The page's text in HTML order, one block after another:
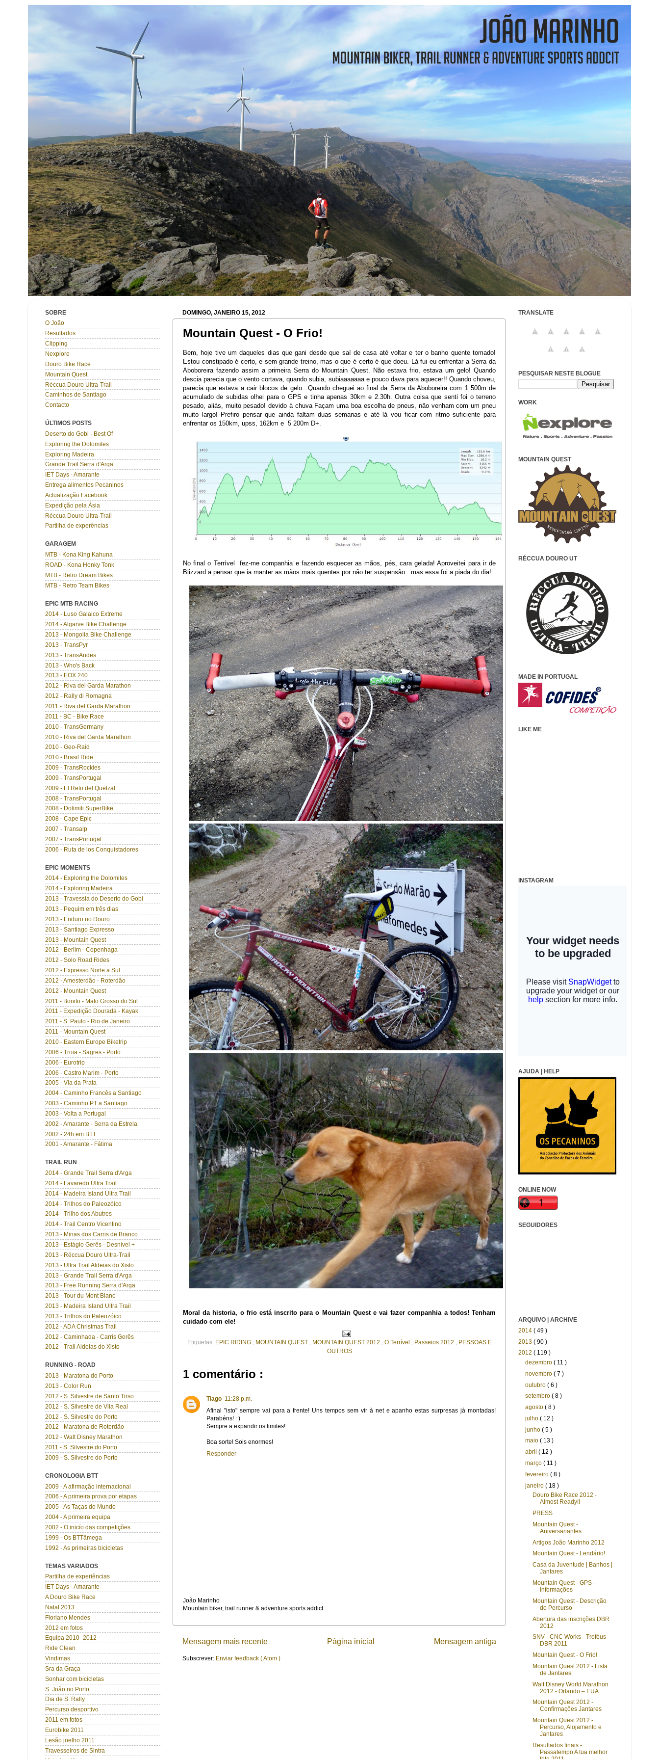
DOMINGO, JANEIRO 15, 2012
Mountain Quest - O Frio!
Bem, hoje tive um daqueles dias que gani desde que saí de casa até voltar e ter o banho quente tomado!
Estou constipado é certo, e sem grande treino, mas o que é certo é que doeu. Lá fui eu enfrentar a Serra da
Aboboreira fazendo assim a primeira Serra do Mountain Quest. Não estava frio, estava um gelo! Quando
descia parecia que o vento cortava, quando subia, subiaaaaaaa e pouco dava para aquecer!! Quando choveu,
parecia que estava a cair blocos de gelo...Quando cheguei ao final da Serra da Aboboreira com 1 500m de
acumulado de subidas olhei para o GPS e tinha apenas 30km e 2.30h. Outra coisa que senti foi o terreno
pesado, aliás, muito pesado! devido à chuva Façam uma boa escolha de pneus, não venham com um pneu
muito largo! Prefiro pensar que ainda faltam duas semanas e até lá vou ficar com ritmo suficiente para
enfrentar os 150km, upss, 162km e 5 200m D+.
No final o Terrível fez-me companhia e fazendo esquecer as mãos, pés, cara gelada! Aproveitei para ir de
Blizzard a pensar que ia manter as mãos mais quentes por não ter suspensão...mas essa foi a piada do dia!
Moral da historia, o frio está inscrito para o Mountain Quest e vai fazer companhia a todos! Tenham
cuidado com ele!
Etiquetas: EPIC RIDING MOUNTAIN QUEST MOUNTAIN QUEST 2012 O Terrível Passeios 2012
PESSOAS E
OUTROS
1 comentário :
Tiago 11:28 p.m.
Afinal "isto" sempre vai para a frente! Uns tempos sem vir à net e apanho estas surpresas já montadas!
Parabéns! : )
Sempre a expandir os limites!
Boa sorte! Sois enormes!
Responder
João Marinho
Mountain biker, trail runner & adventure sports addict
Mensagem mais recente Mensagem antiga
Página inicial
Subscrever: Enviar feedback ( Atom )
SOBRE
O João
Resultados
Clipping
Nexplore
Douro Bike Race
Mountain Quest
Réccua Douro Ultra-Trail
Caminhos de Santiago
Contacto
ÚLTIMOS POSTS
Deserto do Gobi - Best Of
Exploring the Dolomites
Exploring Madeira
Grande Trail Serra d'Arga
IET Days - Amarante
Entrega alimentos Pecaninos
Actualização Facebook
Expedição pela Ásia
Réccua Douro Ultra-Trail
Partilha de experências
GARAGEM
MTB - Kona King Kahuna
ROAD - Kona Honky Tonk
MTB - Retro Dream Bikes
MTB - Retro Team Bikes
EPIC MTB RACING
2014 - Luso Galaico Extreme
2014 - Algarve Bike Challenge
2013 - Mongolia Bike Challenge
2013 - TransPyr
2013 - TransAndes
2013 - Who's Back
2013 - EOX 240
2012 - Riva del Garda Marathon
2012 - Rally di Romagna
2011 - Riva del Garda Marathon
2011 - BC - Bike Race
2010 - TransGermany
2010 - Riva del Garda Marathon
2010 - Geo-Raid
2010 - Brasil Ride
2009 - TransRockies
2009 - TransPortugal
2009 - El Reto del Quetzal
2008 - TransPortugal
2008 - Dolimiti SuperBike
2008 - Cape Epic
2007 - Transalp
2007 - TransPortugal
2006 - Ruta de los Conquistadores
EPIC MOMENTS
2014 - Exploring the Dolomites
2014 - Exploring Madeira
2013 - Travessia do Deserto do Gobi
2013 - Pequim em três dias
2013 - Enduro no Douro
2013 - Santiago Expresso
2013 - Mountain Quest
2012 - Berlim - Copenhaga
2012 - Solo Road Rides
2012 - Expresso Norte a Sul
2012 - Amesterdão - Roterdão
2012 - Mountain Quest
2011 - Bonito - Mato Grosso do Sul
2011 - Expedição Dourada - Kayak
2011 - S. Paulo - Rio de Janeiro
2011 - Mountain Quest
2010 - Eastern Europe Biketrip
2006 - Troia - Sagres - Porto
2006 - Eurotrip
2006 - Castro Marim - Porto
2005 - Via da Prata
2004 - Caminho Francês a Santiago
2003 - Caminho PT a Santiago
2003 - Volta a Portugal
2002 - Amarante - Serra da Estrela
2002 - 24h em BTT
2001 - Amarante - Fátima
TRAIL RUN
2014 - Grande Trail Serra d'Arga
2014 - Lavaredo Ultra Trail
2014 - Madeira Island Ultra Trail
2014 - Trilhos do Paleozóico
2014 - Trilho dos Abutres
2014 - Trail Centro Vicentino
2013 - Minas dos Carris de Branco
2013 - Estágio Gerês - Desnível +
2013 - Réccua Douro Ultra-Trail
2013 - Ultra Trail Aldeias do Xisto
2013 - Grande Trail Serra d'Arga
2013 - Free Running Serra d'Arga
2013 - Tour du Mont Blanc
2013 - Madeira Island Ultra Trail
2013 - Trilhos do Paleozóico
2012 - ADA Christmas Trail
2012 - Caminhada - Carris Gerês
2012 - Trail Aldeias do Xisto
RUNNING - ROAD
2013 - Maratona do Porto
2013 - Color Run
2012 - S. Silvestre de Santo Tirso
2012 - S. Silvestre de Vila Real
2012 - S. Silvestre do Porto
2012 - Maratona de Roterdão
2012 - Walt Disney Marathon
2011 - S. Silvestre do Porto
2009 - S. Silvestre do Porto
CRONOLOGIA BTT
2009 - A afirmação internacional
2006 - A primeira prova por etapas
2005 - As Taças do Mundo
2004 - A primeira equipa
2002 - O inicío das competições
1999 - Os BTTâmega
1992 - As primeiras bicicletas
TEMAS VARIADOS
Partilha de experiências
IET Days - Amarante
A Douro Bike Race
Natal 2013
Floriano Mendes
2012 em fotos
Equipa 2010 -2012
Ride Clean
Vindimas
Sra da Graça
Sonhar com bicicletas
S. João no Porto
Dia de S. Rally
Percurso desportivo
2011 em fotos
Eurobike 2011
Lesão joelho 2011
Travesseiros de Sintra
TRANSLATE
PESQUISAR NESTE BLOGUE
WORK
MOUNTAIN QUEST
RÉCCUA DOURO UT
MADE IN PORTUGAL
LIKE ME
INSTAGRAM
AJUDA | HELP
ONLINE NOW
SEGUIDORES
ARQUIVO | ARCHIVE
2014 ( 49 )
2013 ( 90 )
2012 ( 119 )
dezembro( 11 )
novembro( 7 )
outubro( 6 )
setembro( 8 )
agosto( 8 )
julho( 12 )
junho( 5 )
maio( 13 )
abril( 12 )
março( 11 )
fevereiro( 8 )
janeiro( 18 )
Douro Bike Race 2012 -
Almost Ready!!
PRESS
Mountain Quest -
Aniversariantes
Artigos João Marinho 2012
Mountain Quest - Lendário!
Casa da Juventude | Banhos |
Jantares
Mountain Quest - GPS -
Informações
Mountain Quest - Descrição
do Percurso
Abertura das inscrições DBR
2012
SNV - CNC Works - Troféus
DBR 2011
Mountain Quest - O Frio!
Mountain Quest 2012 - Lista
de Jantares
Walt Disney World Marathon
2012 - Orlando – EUA
Mountain Quest 2012 -
Confirmações Jantares
Mountain Quest 2012 -
Percurso, Alojamento e
Jantares
Resultados finais -
Passatempo A tua melhor